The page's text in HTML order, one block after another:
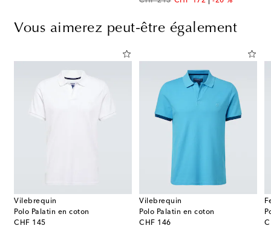
Vous aimerez peut-être également
Vilebrequin
Polo Palatin en coton
CHF 145
original price
Vilebrequin
Polo Palatin en coton
CHF 146
original price